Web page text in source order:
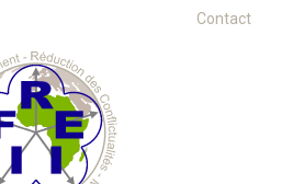
Contact